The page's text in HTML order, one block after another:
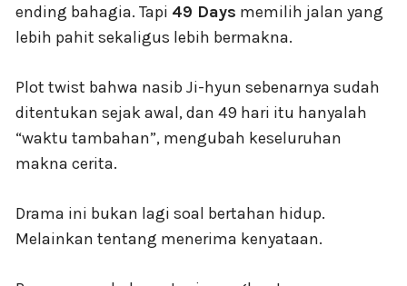
ending bahagia. Tapi 49 Days memilih jalan yang
lebih pahit sekaligus lebih bermakna.
Plot twist bahwa nasib Ji-hyun sebenarnya sudah
ditentukan sejak awal, dan 49 hari itu hanyalah
“waktu tambahan”, mengubah keseluruhan
makna cerita.
Drama ini bukan lagi soal bertahan hidup.
Melainkan tentang menerima kenyataan.